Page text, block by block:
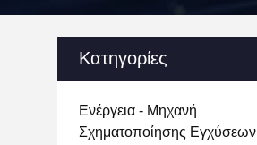
Κατηγορίες
Ενέργεια - Μηχανή
Σχηματοποίησης Εγχύσεων